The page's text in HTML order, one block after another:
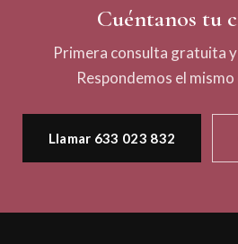
Cuéntanos tu
Primera consulta gratuita
Respondemos el
Llamar 633 023 832